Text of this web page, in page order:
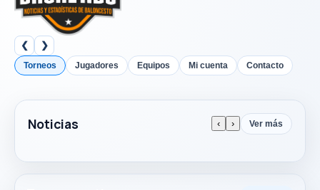
❮ ❯
Torneos Jugadores Equipos Mi cuenta Contacto
Noticias ‹ › Ver más